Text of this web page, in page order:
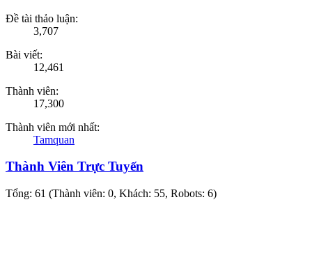
Đề tài thảo luận:
3,707
Bài viết:
12,461
Thành viên:
17,300
Thành viên mới nhất:
Tamquan
Thành Viên Trực Tuyến
Tổng: 61 (Thành viên: 0, Khách: 55, Robots: 6)